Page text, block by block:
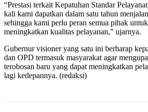
“Prestasi terkait Kepatuhan Standar
kali kami dapatkan dalam satu tahun
sehingga kami perlu peran semua pihak
meningkatkan kualitas pelayanan,” ujarnya.
Gubernur visioner yang satu ini berharap
dan OPD termasuk masyarakat agar
terobosan baru yang dapat meningkatkan
lagi kedepannya. (redaksi)